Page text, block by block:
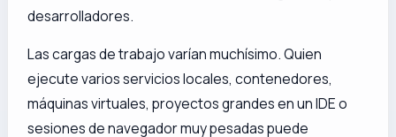
desarrolladores.
Las cargas de trabajo varían muchísimo. Quien
ejecute varios servicios locales, contenedores,
máquinas virtuales, proyectos grandes en un IDE o
sesiones de navegador muy pesadas puede